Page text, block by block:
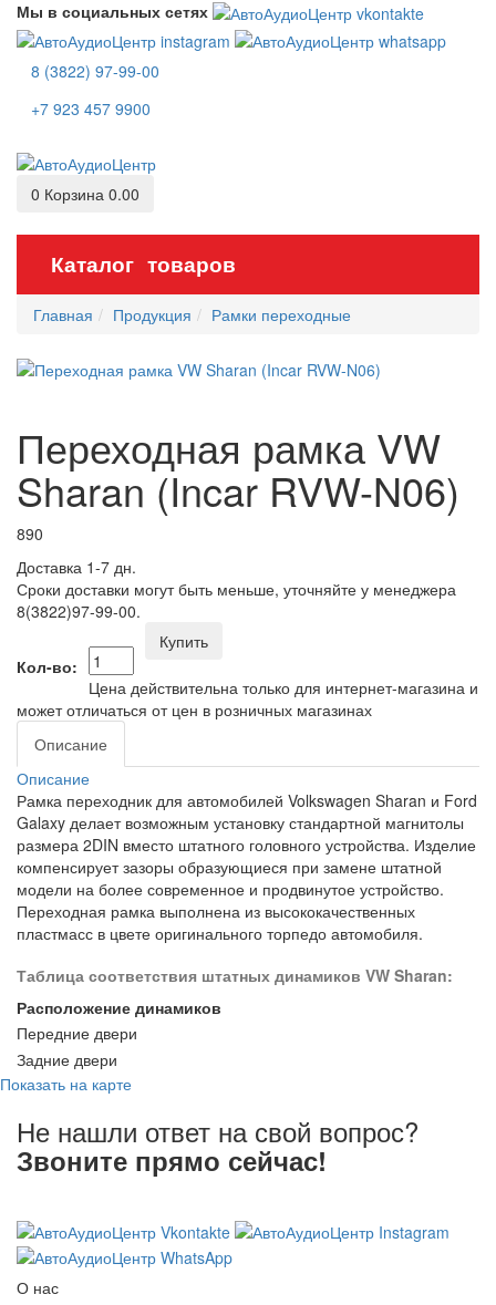
Мы в социальных сетях
8 (3822) 97-99-00
+7 923 457 9900
0 Корзина 0.00
Каталог товаров
Главная Продукция Рамки переходные
Переходная рамка VW
Sharan (Incar RVW-N06)
890
Доставка 1-7 дн.
Сроки доставки могут быть меньше, уточняйте у менеджера
8(3822)97-99-00.
Кол-во:
Купить
Цена действительна только для интернет-магазина и
может отличаться от цен в розничных магазинах
Описание
Описание
Рамка переходник для автомобилей Volkswagen Sharan и Ford
Galaxy делает возможным установку стандартной магнитолы
размера 2DIN вместо штатного головного устройства. Изделие
компенсирует зазоры образующиеся при замене штатной
модели на более современное и продвинутое устройство.
Переходная рамка выполнена из высококачественных
пластмасс в цвете оригинального торпедо автомобиля.
Таблица соответствия штатных динамиков VW Sharan:
Расположение динамиков
Передние двери
Задние двери
Показать на карте
Не нашли ответ на свой вопрос?
Звоните прямо сейчас!
О нас